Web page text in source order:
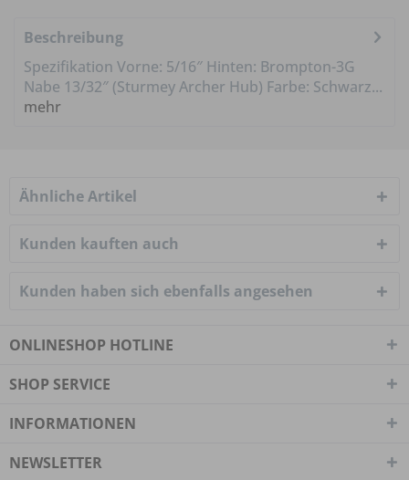
Beschreibung
Spezifikation Vorne: 5/16″ Hinten: Brompton-3G
Nabe 13/32″ (Sturmey Archer Hub) Farbe: Schwarz...
mehr
Ähnliche Artikel
Kunden kauften auch
Kunden haben sich ebenfalls angesehen
ONLINESHOP HOTLINE
SHOP SERVICE
INFORMATIONEN
NEWSLETTER